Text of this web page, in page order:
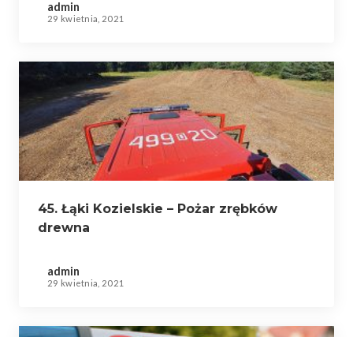
admin
29 kwietnia, 2021
45. Łąki Kozielskie – Pożar zrębków
drewna
admin
29 kwietnia, 2021